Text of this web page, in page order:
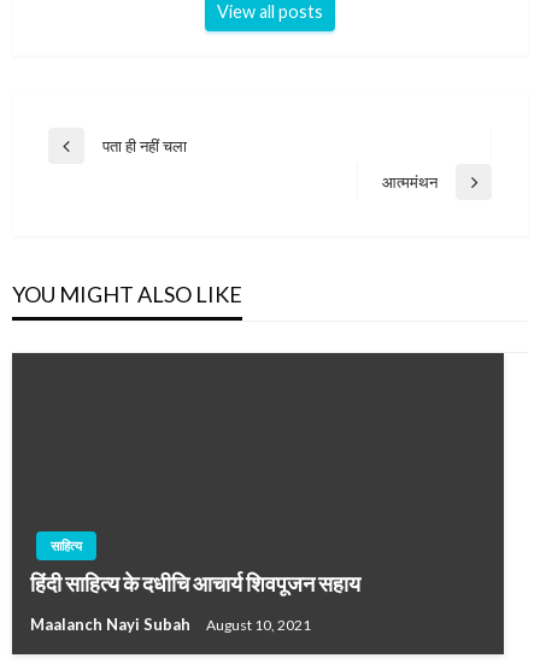
View all posts
Post
Previous
पता ही नहीं चला
Next
आत्ममंथन
YOU MIGHT ALSO LIKE
साहित्य
हिंदी साहित्य के दधीचि आचार्य शिवपूजन सहाय
Maalanch Nayi Subah August 10, 2021